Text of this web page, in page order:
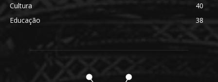
Cultura
40
Educação
38